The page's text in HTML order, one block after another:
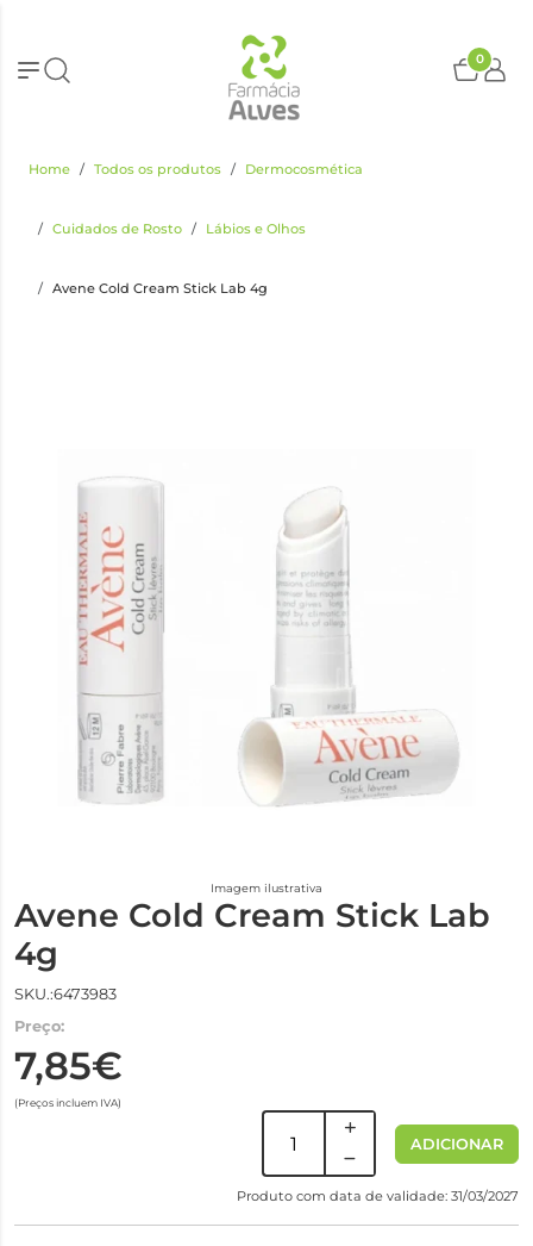
0
Home Todos os produtos Dermocosmética
Cuidados de Rosto Lábios e Olhos
Avene Cold Cream Stick Lab 4g
Imagem ilustrativa
Avene Cold Cream Stick Lab
4g
SKU.:6473983
Preço:
7,85€
(Preços incluem IVA)
ADICIONAR
Produto com data de validade: 31/03/2027